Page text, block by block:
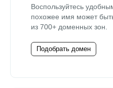
Воспользуйтесь
похожее имя может
из 700+ доменных зон.
Подобрать домен